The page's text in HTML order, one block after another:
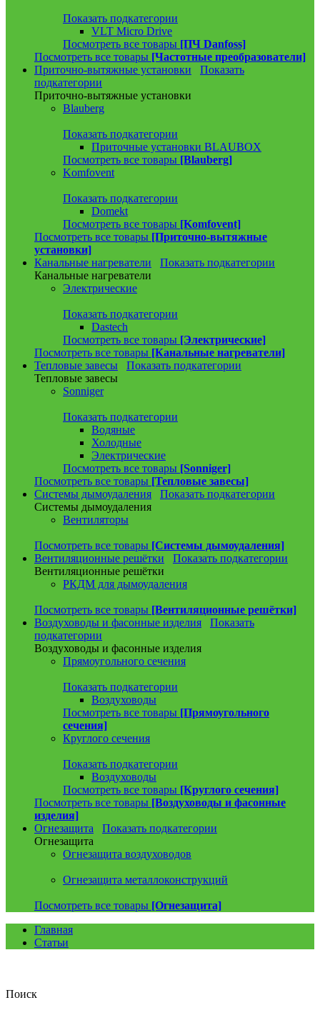
Показать подкатегории
VLT Micro Drive
Посмотреть все товары [ПЧ Danfoss]
Посмотреть все товары [Частотные преобразователи]
Приточно-вытяжные установки
Показать
подкатегории
Приточно-вытяжные установки
Blauberg
Показать подкатегории
Приточные установки BLAUBOX
Посмотреть все товары [Blauberg]
Komfovent
Показать подкатегории
Domekt
Посмотреть все товары [Komfovent]
Посмотреть все товары [Приточно-вытяжные
установки]
Канальные нагреватели
Показать подкатегории
Канальные нагреватели
Электрические
Показать подкатегории
Dastech
Посмотреть все товары [Электрические]
Посмотреть все товары [Канальные нагреватели]
Тепловые завесы
Показать подкатегории
Тепловые завесы
Sonniger
Показать подкатегории
Водяные
Холодные
Электрические
Посмотреть все товары [Sonniger]
Посмотреть все товары [Тепловые завесы]
Системы дымоудаления
Показать подкатегории
Системы дымоудаления
Вентиляторы
Посмотреть все товары [Системы дымоудаления]
Вентиляционные решётки
Показать подкатегории
Вентиляционные решётки
РКДМ для дымоудаления
Посмотреть все товары [Вентиляционные решётки]
Воздуховоды и фасонные изделия
Показать
подкатегории
Воздуховоды и фасонные изделия
Прямоугольного сечения
Показать подкатегории
Воздуховоды
Посмотреть все товары [Прямоугольного
сечения]
Круглого сечения
Показать подкатегории
Воздуховоды
Посмотреть все товары [Круглого сечения]
Посмотреть все товары [Воздуховоды и фасонные
изделия]
Огнезащита
Показать подкатегории
Огнезащита
Огнезащита воздуховодов
Огнезащита металлоконструкций
Посмотреть все товары [Огнезащита]
Главная
Статьи
Поиск